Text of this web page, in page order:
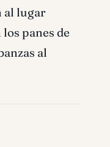
al lugar
panes de
al